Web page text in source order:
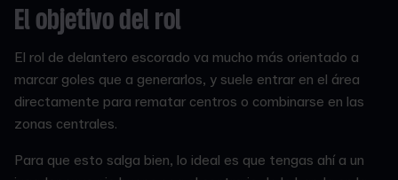
El objetivo del rol
El rol de delantero escorado va mucho más orientado a
marcar goles que a generarlos, y suele entrar en el área
directamente para rematar centros o combinarse en las
zonas centrales.
Para que esto salga bien, lo ideal es que tengas ahí a un